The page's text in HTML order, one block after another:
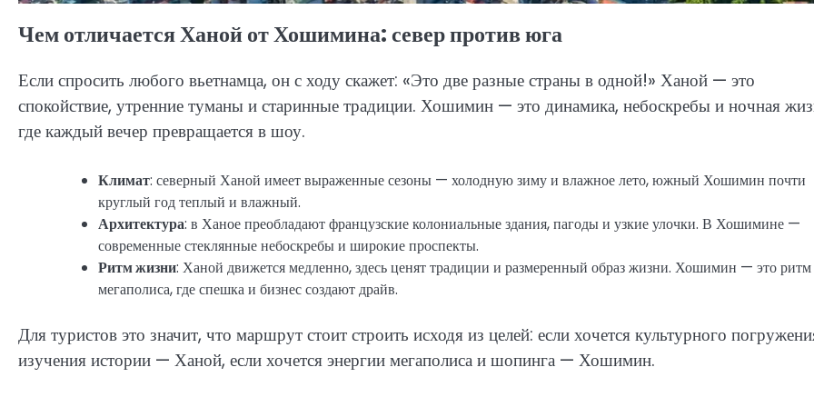
Чем отличается Ханой от Хошимина: север против юга
Если спросить любого вьетнамца, он с ходу скажет: «Это две разные страны в одной!» Ханой — это
спокойствие, утренние туманы и старинные традиции. Хошимин — это динамика, небоскребы и ночная
где каждый вечер превращается в шоу.
Климат: северный Ханой имеет выраженные сезоны — холодную зиму и влажное лето, южный Хошимин почти
круглый год теплый и влажный.
Архитектура: в Ханое преобладают французские колониальные здания, пагоды и узкие улочки. В Хошимине —
современные стеклянные небоскребы и широкие проспекты.
Ритм жизни: Ханой движется медленно, здесь ценят традиции и размеренный образ жизни. Хошимин — это ритм
мегаполиса, где спешка и бизнес создают драйв.
Для туристов это значит, что маршрут стоит строить исходя из целей: если хочется культурного
изучения истории — Ханой, если хочется энергии мегаполиса и шопинга — Хошимин.